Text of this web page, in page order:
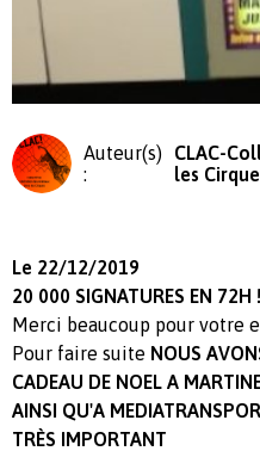
Auteur(s)
:
CLAC-
les
Le 22/12/2019
20 000 SIGNATURES EN 72H !
Merci beaucoup pour votre
Pour faire suite NOUS
CADEAU DE NOEL A
AINSI QU'A
TRÈS IMPORTANT